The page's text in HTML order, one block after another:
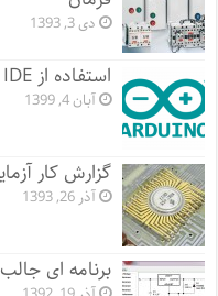
دی 3, 1393
استفاده از IDE آردوینو
آبان 4, 1399
گزارش کار
آذر 26, 1393
برنامه ای